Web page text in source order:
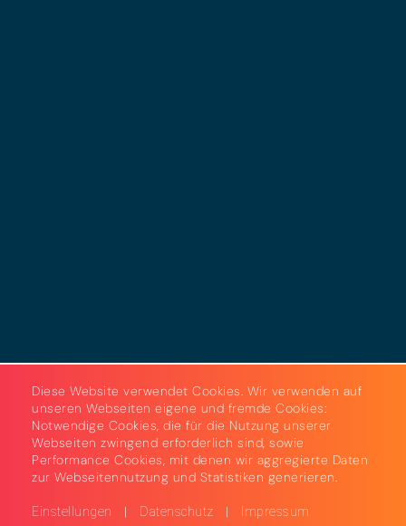
Diese Website verwendet Cookies. Wir verwenden auf
unseren Webseiten eigene und fremde Cookies:
Notwendige Cookies, die für die Nutzung unserer
Webseiten zwingend erforderlich sind, sowie
Performance Cookies, mit denen wir aggregierte Daten
zur Webseitennutzung und Statistiken generieren.
Einstellungen | Datenschutz | Impressum